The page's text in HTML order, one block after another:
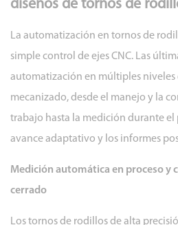
diseños de tornos de
La automatización en tornos de
simple control de ejes CNC. Las
automatización en múltiples niveles
mecanizado, desde el manejo y la
trabajo hasta la medición durante el
avance adaptativo y los informes
Medición automática en proceso y
cerrado
Los tornos de rodillos de alta